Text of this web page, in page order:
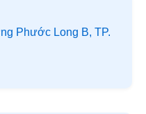
Phước Long B, TP.